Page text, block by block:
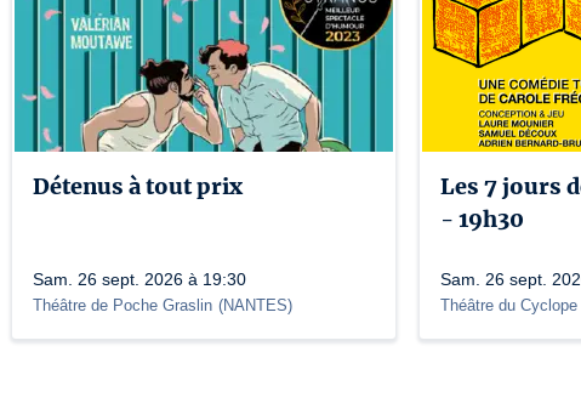
Détenus à tout prix
Sam. 26 sept. 2026 à 19:30
Théâtre de Poche Graslin (NANTES)
Les 7 jours
- 19h30
Sam. 26 sept.
Théâtre du Cyclope